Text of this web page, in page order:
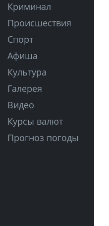
Криминал
Происшествия
Спорт
Афиша
Культура
Галерея
Видео
Курсы валют
Прогноз погоды